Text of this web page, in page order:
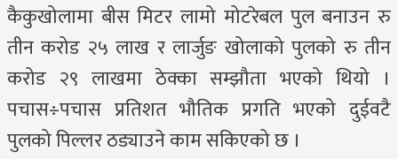
कैकुखोलामा बीस मिटर लामो मोटरेबल पुल बनाउन रु
तीन करोड २५ लाख र लार्जुङ खोलाको पुलको रु तीन
करोड २९ लाखमा ठेक्का सम्झौता भएको थियो ।
पचास÷पचास प्रतिशत भौतिक प्रगति भएको दुईवटै
पुलको पिल्लर ठड्याउने काम सकिएको छ ।